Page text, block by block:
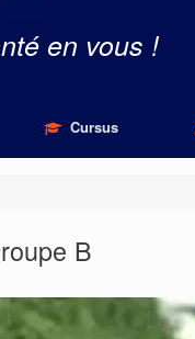
en vous !
Cursus
B